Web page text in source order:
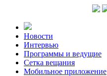
Новости
Интервью
Программы и ведущие
Сетка вещания
Мобильное приложение